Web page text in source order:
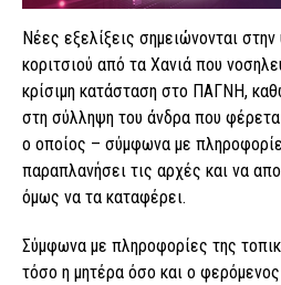
Νέες εξελίξεις σημειώνονται
κοριτσιού από τα Χανιά που
κρίσιμη κατάσταση στο ΠΑΓΝΗ,
στη σύλληψη του άνδρα που
ο οποίος – σύμφωνα με
παραπλανήσει τις αρχές και να
όμως να τα καταφέρει.
Σύμφωνα με πληροφορίες της
τόσο η μητέρα όσο και ο